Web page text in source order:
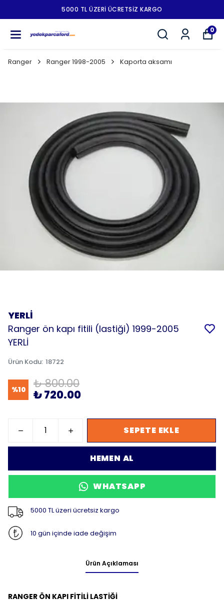
5000 TL ÜZERI ÜCRETSIZ KARGO
0
Ranger Ranger 1998-2005 Kaporta aksamı
YERLİ
Ranger ön kapı fitili (lastiği) 1999-2005
YERLİ
Ürün Kodu: 18722
%10 ₺ 800.00
₺ 720.00
SEPETE EKLE
HEMEN AL
WHATSAPP
5000 TL üzeri ücretsiz kargo
10 gün içinde iade değişim
Ürün Açıklaması
RANGER ÖN KAPI FİTİLİ LASTİĞİ